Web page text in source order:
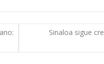
Sinaloa sigue